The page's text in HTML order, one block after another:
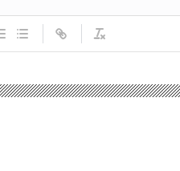
moda akımları! Tarihteki en tehlikeli